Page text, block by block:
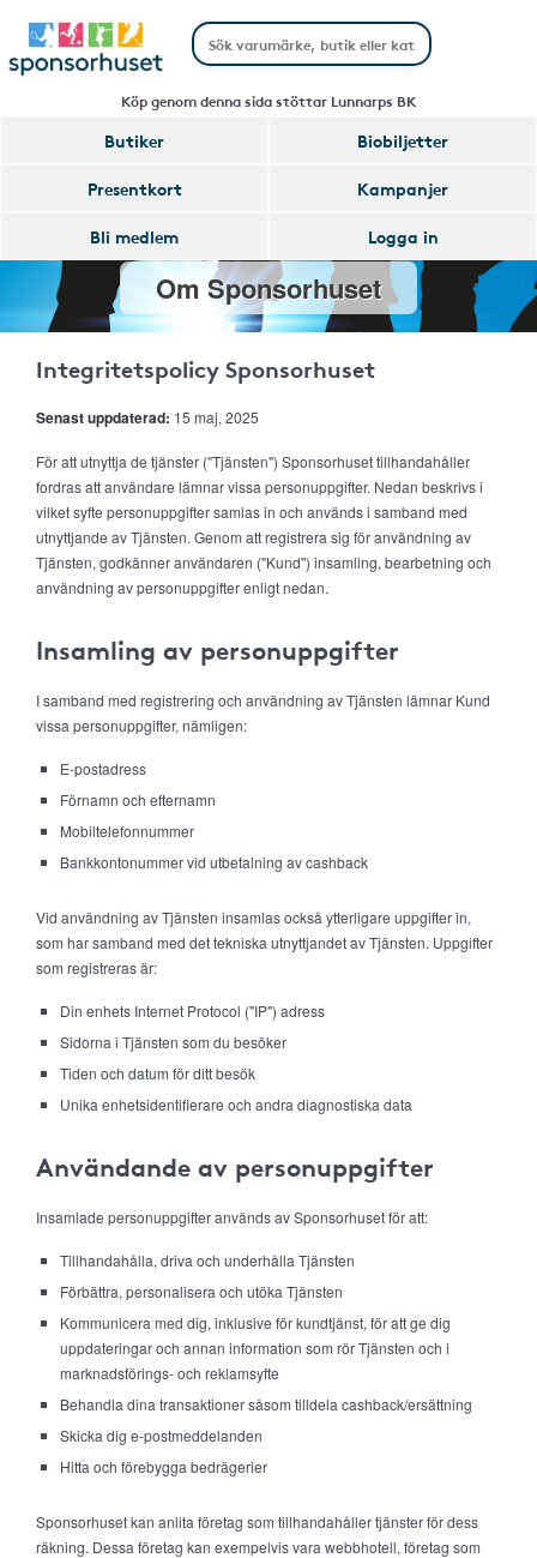
Köp genom denna sida stöttar Lunnarps BK
Butiker
Biobiljetter
Presentkort
Kampanjer
Bli medlem
Logga in
Om Sponsorhuset
Integritetspolicy Sponsorhuset
Senast uppdaterad: 15 maj, 2025
För att utnyttja de tjänster ("Tjänsten") Sponsorhuset tillhandahåller
fordras att användare lämnar vissa personuppgifter. Nedan beskrivs i
vilket syfte personuppgifter samlas in och används i samband med
utnyttjande av Tjänsten. Genom att registrera sig för användning av
Tjänsten, godkänner användaren ("Kund") insamling, bearbetning och
användning av personuppgifter enligt nedan.
Insamling av personuppgifter
I samband med registrering och användning av Tjänsten lämnar Kund
vissa personuppgifter, nämligen:
E-postadress
Förnamn och efternamn
Mobiltelefonnummer
Bankkontonummer vid utbetalning av cashback
Vid användning av Tjänsten insamlas också ytterligare uppgifter in,
som har samband med det tekniska utnyttjandet av Tjänsten. Uppgifter
som registreras är:
Din enhets Internet Protocol ("IP") adress
Sidorna i Tjänsten som du besöker
Tiden och datum för ditt besök
Unika enhetsidentifierare och andra diagnostiska data
Användande av personuppgifter
Insamlade personuppgifter används av Sponsorhuset för att:
Tillhandahålla, driva och underhålla Tjänsten
Förbättra, personalisera och utöka Tjänsten
Kommunicera med dig, inklusive för kundtjänst, för att ge dig
uppdateringar och annan information som rör Tjänsten och i
marknadsförings- och reklamsyfte
Behandla dina transaktioner såsom tilldela cashback/ersättning
Skicka dig e-postmeddelanden
Hitta och förebygga bedrägerier
Sponsorhuset kan anlita företag som tillhandahåller tjänster för dess
räkning. Dessa företag kan exempelvis vara webbhotell, företag som